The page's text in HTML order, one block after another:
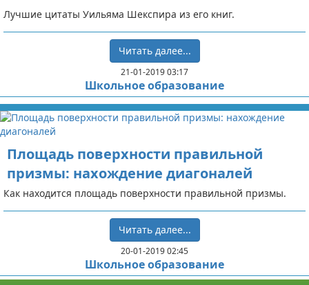
Лучшие цитаты Уильяма Шекспира из его книг.
Читать далее...
21-01-2019 03:17
Школьное образование
Площадь поверхности правильной
призмы: нахождение диагоналей
Как находится площадь поверхности правильной призмы.
Читать далее...
20-01-2019 02:45
Школьное образование